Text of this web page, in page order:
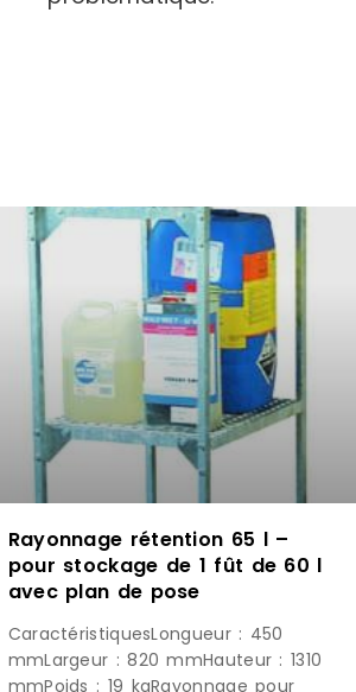
Rayonnage rétention 65 l –
pour stockage de 1 fût de 60 l
avec plan de pose
CaractéristiquesLongueur : 450
mmLargeur : 820 mmHauteur : 1310
mmPoids : 19 kgRayonnage pour